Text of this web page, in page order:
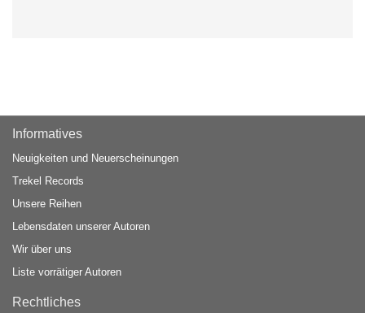
Informatives
Neuigkeiten und Neuerscheinungen
Trekel Records
Unsere Reihen
Lebensdaten unserer Autoren
Wir über uns
Liste vorrätiger Autoren
Rechtliches